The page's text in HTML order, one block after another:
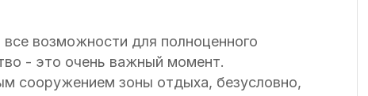
возможности для полноценного
- это очень важный момент.
сооружением зоны отдыха, безусловно,